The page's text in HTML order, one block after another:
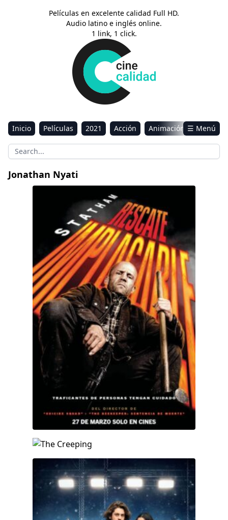
Películas en excelente calidad Full HD.
Audio latino e inglés online.
1 link, 1 click.
Inicio Películas 2021 Acción
Animación
Aventura
Ciencia ficción Comedia
Drama
Sci-Fi & Fantasy
☰ Menú
Jonathan Nyati
The Creeping
A Christmas Number One